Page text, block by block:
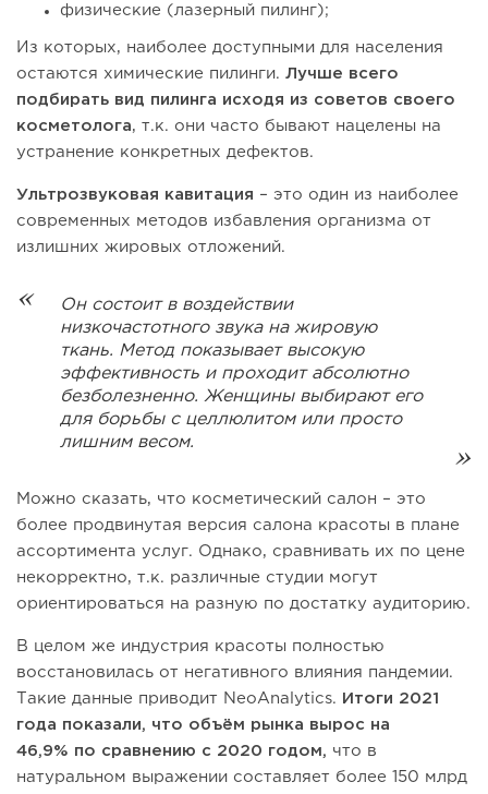
физические (лазерный пилинг);
Из которых, наиболее доступными для населения
остаются химические пилинги. Лучше всего
подбирать вид пилинга исходя из советов своего
косметолога, т.к. они часто бывают нацелены на
устранение конкретных дефектов.
Ультрозвуковая кавитация – это один из наиболее
современных методов избавления организма от
излишних жировых отложений.
Он состоит в воздействии
низкочастотного звука на жировую
ткань. Метод показывает высокую
эффективность и проходит абсолютно
безболезненно. Женщины выбирают его
для борьбы с целлюлитом или просто
лишним весом.
Можно сказать, что косметический салон – это
более продвинутая версия салона красоты в плане
ассортимента услуг. Однако, сравнивать их по цене
некорректно, т.к. различные студии могут
ориентироваться на разную по достатку аудиторию.
В целом же индустрия красоты полностью
восстановилась от негативного влияния пандемии.
Такие данные приводит NeoAnalytics.
Итоги 2021
года показали, что объём рынка вырос на
46,9% по сравнению с 2020 годом, что в
натуральном выражении составляет более 150 млрд